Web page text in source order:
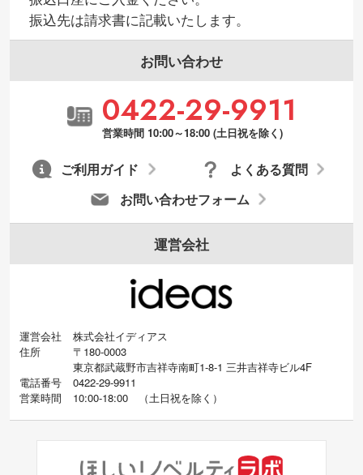
振込先は請求書に記載いたします。
お問い合わせ
0422-29-9911
営業時間 10:00～18:00 (土日祝を除く)
お問い合わせフォーム
よくある質問
ご利用ガイド
運営会社
運営会社
株式会社イディアス
住所
〒180-0003
東京都武蔵野市吉祥寺南町1-8-1 三井吉祥寺ビル4F
電話番号
0422-29-9911
営業時間
10:00-18:00 （土日祝を除く）